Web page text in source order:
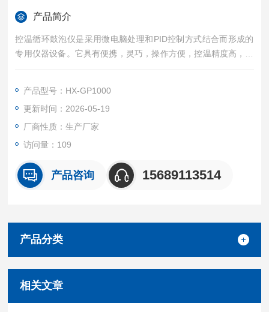
产品简介
控温循环鼓泡仪是采用微电脑处理和PID控制方式结合而形成的
专用仪器设备。它具有便携，灵巧，操作方便，控温精度高，抗
腐蚀性强，结构紧凑，耐久性强等优点，其工作原理是将待测液
性（蒸发速度、沸点、使用温度等），设定加热温度，冲击速
度，实现大量样品的快速测试。产品外型简洁，加热采用高纯铝
块导热，加热温度高，速度快。循环鼓泡仪 混液速度快
产品型号：HX-GP1000
更新时间：2026-05-19
厂商性质：生产厂家
访问量：109
产品咨询 15689113514
产品分类
相关文章